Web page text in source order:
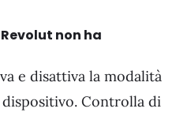
non ha
e disattiva la modalità
Controlla di